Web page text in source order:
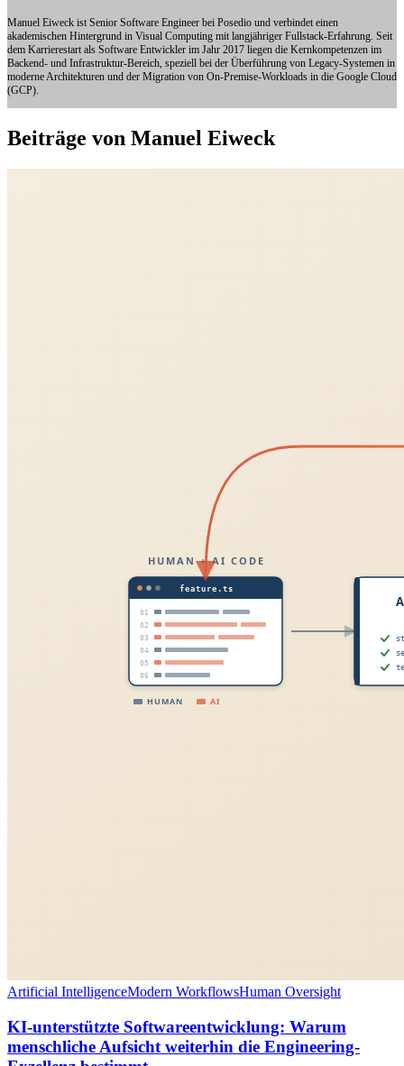
Manuel Eiweck ist Senior Software Engineer bei Posedio und verbindet einen
akademischen Hintergrund in Visual Computing mit langjähriger Fullstack-Erfahrung. Seit
dem Karrierestart als Software Entwickler im Jahr 2017 liegen die Kernkompetenzen im
Backend- und Infrastruktur-Bereich, speziell bei der Überführung von Legacy-Systemen in
moderne Architekturen und der Migration von On-Premise-Workloads in die Google Cloud
(GCP).
Beiträge von Manuel Eiweck
Artificial IntelligenceModern WorkflowsHuman Oversight
KI-unterstützte Softwareentwicklung: Warum
menschliche Aufsicht weiterhin die Engineering-